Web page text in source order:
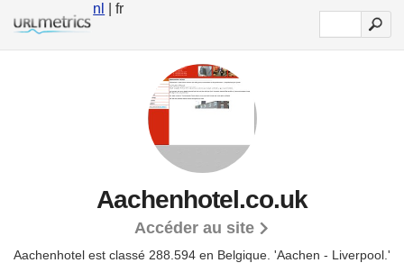
nl | fr
Aachenhotel.co.uk
Accéder au site
Aachenhotel est classé 288.594 en Belgique. 'Aachen - Liverpool.'